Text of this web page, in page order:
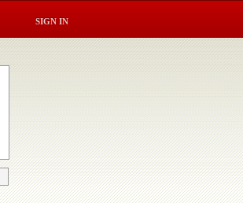
SIGN IN